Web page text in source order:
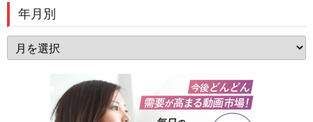
年月別
月